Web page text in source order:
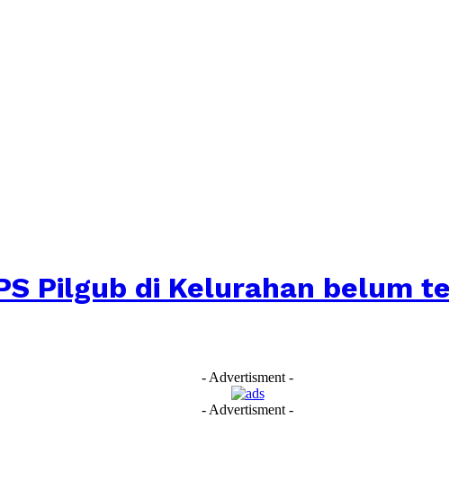
Pilgub di Kelurahan belum
- Advertisment -
- Advertisment -